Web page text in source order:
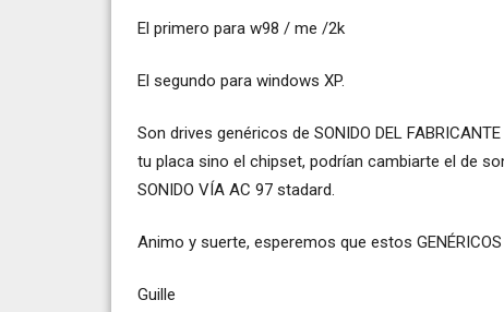
El primero para w98 / me /2k
El segundo para windows XP.
Son drives genéricos de SONIDO DEL
tu placa sino el chipset, podrían cambiarte el de
SONIDO VÍA AC 97 stadard.
Animo y suerte, esperemos que estos
Guille